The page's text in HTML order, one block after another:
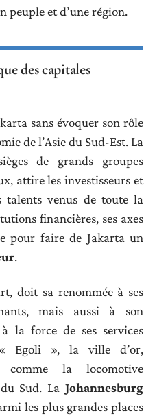
peuple et d’une région.
des capitales
sans évoquer son rôle
de l’Asie du Sud-Est. La
de grands groupes
attire les investisseurs et
venus de toute la
financières, ses axes
pour faire de Jakarta un
.
doit sa renommée à ses
mais aussi à son
la force de ses services
« Egoli », la ville d’or,
comme la locomotive
Sud. La Johannesburg
les plus grandes places